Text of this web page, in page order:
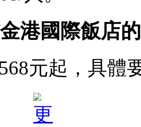
港國際飯店
元起，具體